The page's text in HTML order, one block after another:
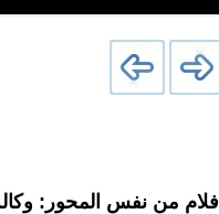
افلام من نفس المحور: وكالة